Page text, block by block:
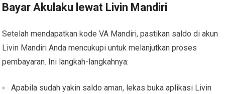
Bayar Akulaku lewat Livin Mandiri
Setelah mendapatkan kode VA Mandiri, pastikan saldo di akun
Livin Mandiri Anda mencukupi untuk melanjutkan proses
pembayaran. Ini langkah-langkahnya:
Apabila sudah yakin saldo aman, lekas buka aplikasi Livin